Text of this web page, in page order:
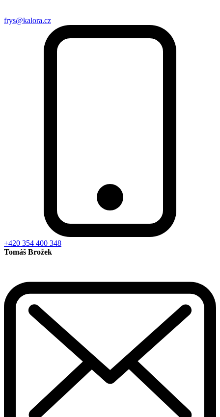
frys@kalora.cz
+420 354 400 348
Tomáš Brožek